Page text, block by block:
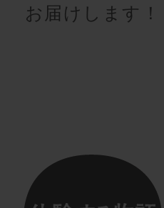
お届けします！